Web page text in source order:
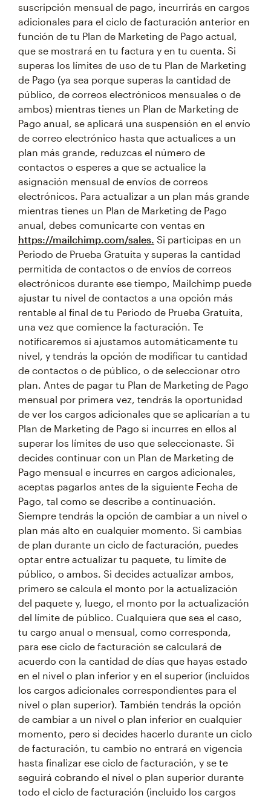
suscripción mensual de pago, incurrirás en cargos
adicionales para el ciclo de facturación anterior en
función de tu Plan de Marketing de Pago actual,
que se mostrará en tu factura y en tu cuenta. Si
superas los límites de uso de tu Plan de Marketing
de Pago (ya sea porque superas la cantidad de
público, de correos electrónicos mensuales o de
ambos) mientras tienes un Plan de Marketing de
Pago anual, se aplicará una suspensión en el envío
de correo electrónico hasta que actualices a un
plan más grande, reduzcas el número de
contactos o esperes a que se actualice la
asignación mensual de envíos de correos
electrónicos. Para actualizar a un plan más grande
mientras tienes un Plan de Marketing de Pago
anual, debes comunicarte con ventas en
https://mailchimp.com/sales. Si participas en un
Periodo de Prueba Gratuita y superas la cantidad
permitida de contactos o de envíos de correos
electrónicos durante ese tiempo, Mailchimp puede
ajustar tu nivel de contactos a una opción más
rentable al final de tu Periodo de Prueba Gratuita,
una vez que comience la facturación. Te
notificaremos si ajustamos automáticamente tu
nivel, y tendrás la opción de modificar tu cantidad
de contactos o de público, o de seleccionar otro
plan. Antes de pagar tu Plan de Marketing de Pago
mensual por primera vez, tendrás la oportunidad
de ver los cargos adicionales que se aplicarían a tu
Plan de Marketing de Pago si incurres en ellos al
superar los límites de uso que seleccionaste. Si
decides continuar con un Plan de Marketing de
Pago mensual e incurres en cargos adicionales,
aceptas pagarlos antes de la siguiente Fecha de
Pago, tal como se describe a continuación.
Siempre tendrás la opción de cambiar a un nivel o
plan más alto en cualquier momento. Si cambias
de plan durante un ciclo de facturación, puedes
optar entre actualizar tu paquete, tu límite de
público, o ambos. Si decides actualizar ambos,
primero se calcula el monto por la actualización
del paquete y, luego, el monto por la actualización
del límite de público. Cualquiera que sea el caso,
tu cargo anual o mensual, como corresponda,
para ese ciclo de facturación se calculará de
acuerdo con la cantidad de días que hayas estado
en el nivel o plan inferior y en el superior (incluidos
los cargos adicionales correspondientes para el
nivel o plan superior). También tendrás la opción
de cambiar a un nivel o plan inferior en cualquier
momento, pero si decides hacerlo durante un ciclo
de facturación, tu cambio no entrará en vigencia
hasta finalizar ese ciclo de facturación, y se te
seguirá cobrando el nivel o plan superior durante
todo el ciclo de facturación (incluido los cargos